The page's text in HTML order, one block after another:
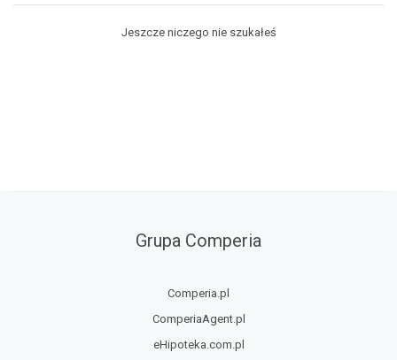
Jeszcze niczego nie szukałeś
Grupa Comperia
Comperia.pl
ComperiaAgent.pl
eHipoteka.com.pl